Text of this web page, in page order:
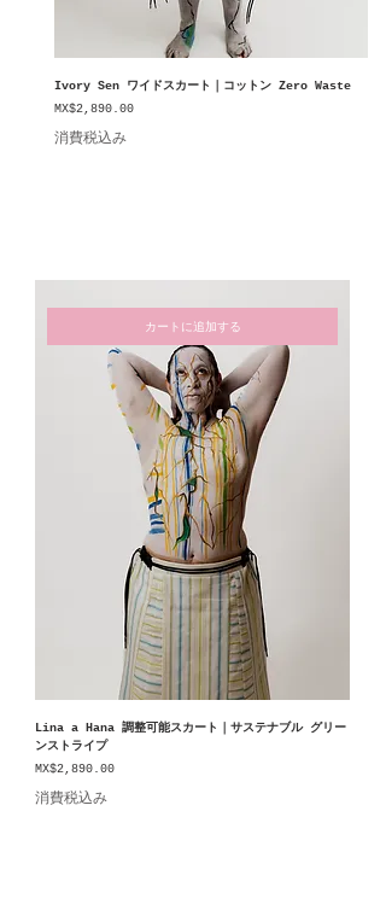
Ivory Sen ワイドスカート｜コットン Zero Waste
価格
MX$2,890.00
消費税込み
カートに追加する
Lina a Hana 調整可能スカート｜サステナブル グリー
ンストライプ
価格
MX$2,890.00
消費税込み